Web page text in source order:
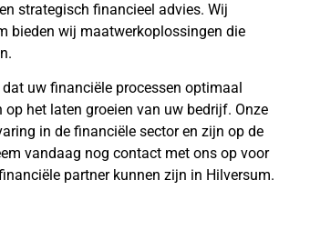
strategisch financieel advies. Wij
bieden wij maatwerkoplossingen die
uw financiële processen optimaal
het laten groeien van uw bedrijf. Onze
in de financiële sector en zijn op de
vandaag nog contact met ons op voor
partner kunnen zijn in Hilversum.